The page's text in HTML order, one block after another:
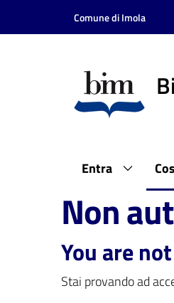
Vai al contenuto
Vai alla navigazione
Comune di Imola
Entra
Non
You are
Stai provando ad